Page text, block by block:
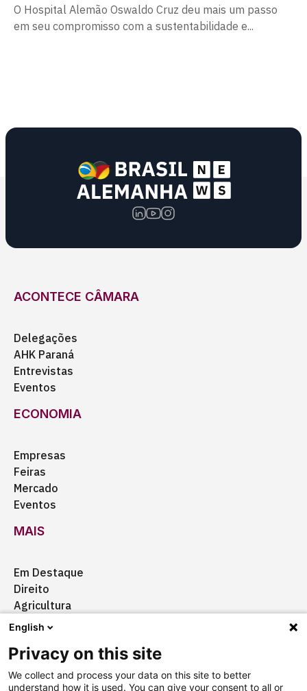
O Hospital Alemão Oswaldo Cruz deu mais um passo
em seu compromisso com a sustentabilidade e...
ACONTECE CÂMARA
Delegações
AHK Paraná
Entrevistas
Eventos
ECONOMIA
Empresas
Feiras
Mercado
Eventos
MAIS
Em Destaque
Direito
Agricultura
Certificação
Aquisições
English
Privacy on this site
We collect and process your data on this site to better
understand how it is used. You can give your consent to all or